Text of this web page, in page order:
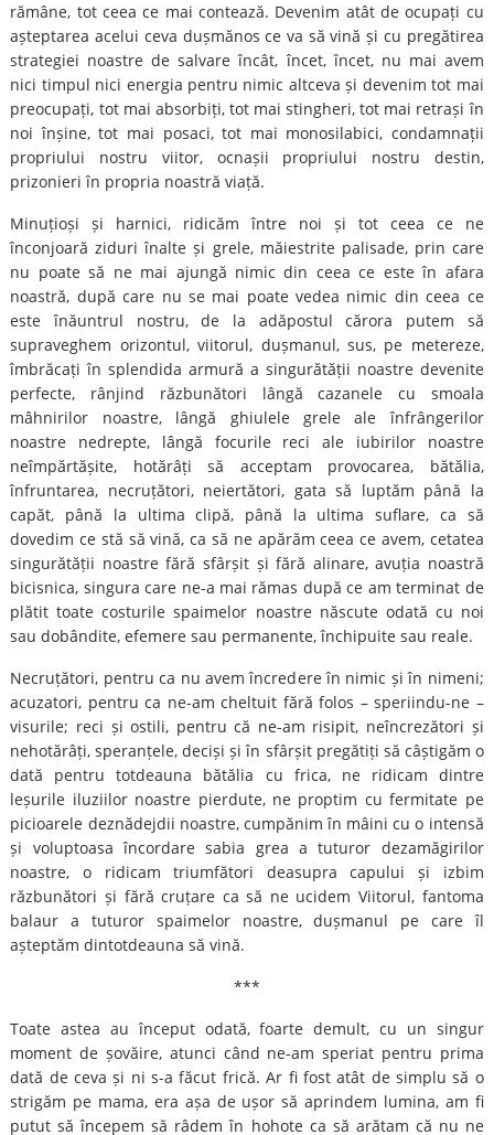
rămâne, tot ceea ce mai contează. Devenim atât de ocupați cu
așteptarea acelui ceva dușmănos ce va să vină și cu pregătirea
strategiei noastre de salvare încât, încet, încet, nu mai avem
nici timpul nici energia pentru nimic altceva și devenim tot mai
preocupați, tot mai absorbiți, tot mai stingheri, tot mai retrași în
noi înșine, tot mai posaci, tot mai monosilabici, condamnații
propriului nostru viitor, ocnașii propriului nostru destin,
prizonieri în propria noastră viață.
Minuțioși și harnici, ridicăm între noi și tot ceea ce ne
înconjoară ziduri înalte și grele, măiestrite palisade, prin care
nu poate să ne mai ajungă nimic din ceea ce este în afara
noastră, după care nu se mai poate vedea nimic din ceea ce
este înăuntrul nostru, de la adăpostul cărora putem să
supraveghem orizontul, viitorul, dușmanul, sus, pe metereze,
îmbrăcați în splendida armură a singurătății noastre devenite
perfecte, rânjind răzbunători lângă cazanele cu smoala
mâhnirilor noastre, lângă ghiulele grele ale înfrângerilor
noastre nedrepte, lângă focurile reci ale iubirilor noastre
neîmpărtășite, hotărâți să acceptam provocarea, bătălia,
înfruntarea, necruțători, neiertători, gata să luptăm până la
capăt, până la ultima clipă, până la ultima suflare, ca să
dovedim ce stă să vină, ca să ne apărăm ceea ce avem, cetatea
singurătății noastre fără sfârșit și fără alinare, avuția noastră
bicisnica, singura care ne-a mai rămas după ce am terminat de
plătit toate costurile spaimelor noastre născute odată cu noi
sau dobândite, efemere sau permanente, închipuite sau reale.
Necruțători, pentru ca nu avem încredere în nimic și în nimeni;
acuzatori, pentru ca ne-am cheltuit fără folos – speriindu-ne –
visurile; reci și ostili, pentru că ne-am risipit, neîncrezători și
nehotărâți, speranțele, deciși și în sfârșit pregătiți să câștigăm o
dată pentru totdeauna bătălia cu frica, ne ridicam dintre
leșurile iluziilor noastre pierdute, ne proptim cu fermitate pe
picioarele deznădejdii noastre, cumpănim în mâini cu o intensă
și voluptoasa încordare sabia grea a tuturor dezamăgirilor
noastre, o ridicam triumfători deasupra capului și izbim
răzbunători și fără cruțare ca să ne ucidem Viitorul, fantoma
balaur a tuturor spaimelor noastre, dușmanul pe care îl
așteptăm dintotdeauna să vină.
***
Toate astea au început odată, foarte demult, cu un singur
moment de șovăire, atunci când ne-am speriat pentru prima
dată de ceva și ni s-a făcut frică. Ar fi fost atât de simplu să o
strigăm pe mama, era așa de ușor să aprindem lumina, am fi
putut să începem să râdem în hohote ca să arătam că nu ne